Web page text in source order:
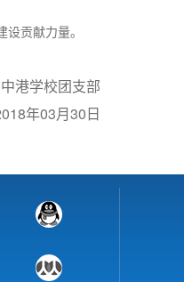
贡献力量。
港学校团支部
年03月30日